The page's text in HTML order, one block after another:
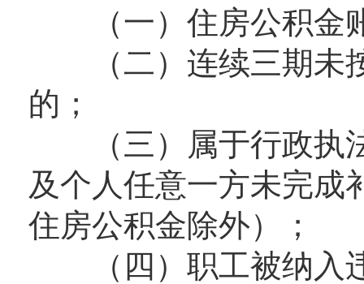
（一）住房公积金
（二）连续三期未
的；
（三）属于行政执法
及个人任意一方未完成
住房公积金除外）；
（四）职工被纳入违